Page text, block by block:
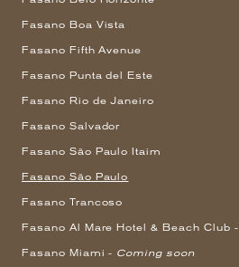
Fasano Boa Vista
Fasano Fifth Avenue
Fasano Punta del Este
Fasano Rio de Janeiro
Fasano Salvador
Fasano São Paulo Itaim
Fasano São Paulo
Fasano Trancoso
Fasano Al Mare Hotel & Beach Club -
Fasano Miami - Coming soon